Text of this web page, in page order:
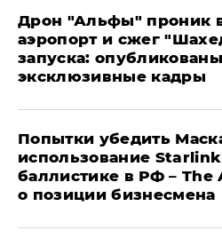
Дрон "Альфы" проник
аэропорт и сжег
запуска: опубликованы
эксклюзивные кадры
Попытки убедить
использование
баллистике в РФ – The
о позиции бизнесмена